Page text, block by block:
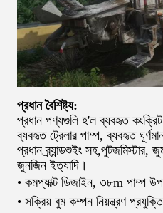
প্রধান বৈশিষ্ট্য:
প্রধান পণ্যগুলি হ'ল ব্যবহৃত
ব্যবহৃত ট্রেলার পাম্প, ব্যবহৃত
প্রধান ব্র্যান্ডশুইং সহ,পুটজমিস্টার,
জুনজিন ইত্যাদি।
• কমপ্যাক্ট ডিজাইন, ৩৮m পাম্প
• সক্রিয় বুম কম্পন নিয়ন্ত্রণ